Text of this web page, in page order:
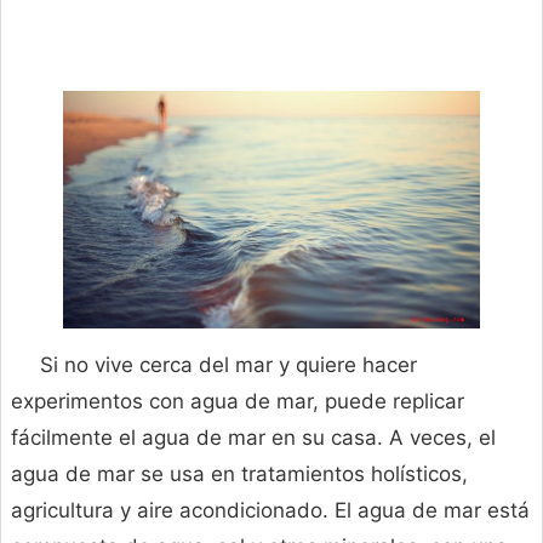
Si no vive cerca del mar y quiere hacer
experimentos con agua de mar, puede replicar
fácilmente el agua de mar en su casa. A veces, el
agua de mar se usa en tratamientos holísticos,
agricultura y aire acondicionado. El agua de mar está